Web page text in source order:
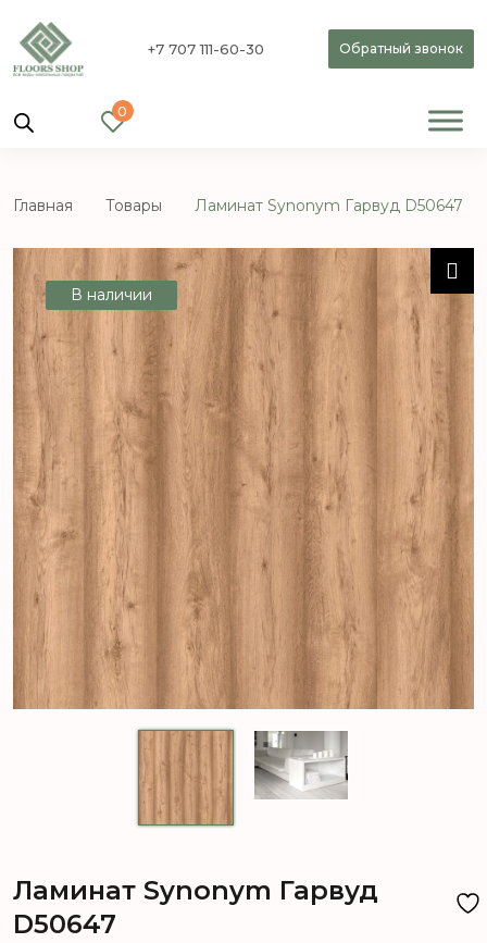
+7 707 111-60-30 Обратный звонок
0
Главная Товары Ламинат Synonym Гарвуд D50647
В наличии
Ламинат Synonym Гарвуд
D50647